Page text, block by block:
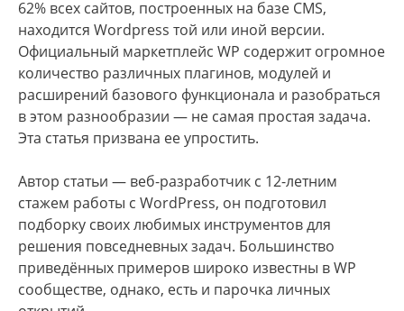
62% всех сайтов, построенных на базе CMS,
находится Wordpress той или иной версии.
Официальный маркетплейс WP содержит огромное
количество различных плагинов, модулей и
расширений базового функционала и разобраться
в этом разнообразии — не самая простая задача.
Эта статья призвана ее упростить.
Автор статьи — веб-разработчик с 12-летним
стажем работы с WordPress, он подготовил
подборку своих любимых инструментов для
решения повседневных задач. Большинство
приведённых примеров широко известны в WP
сообществе, однако, есть и парочка личных